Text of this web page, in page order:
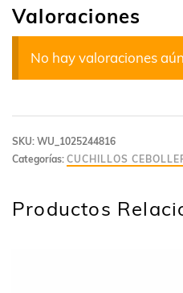
Valoraciones
No hay valoraciones
SKU: WU_1025244816
Categorías: CUCHILLOS
Productos